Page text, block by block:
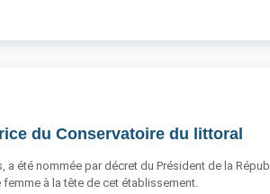
du Conservatoire du littoral
a été nommée par décret du Président de la
à la tête de cet établissement.